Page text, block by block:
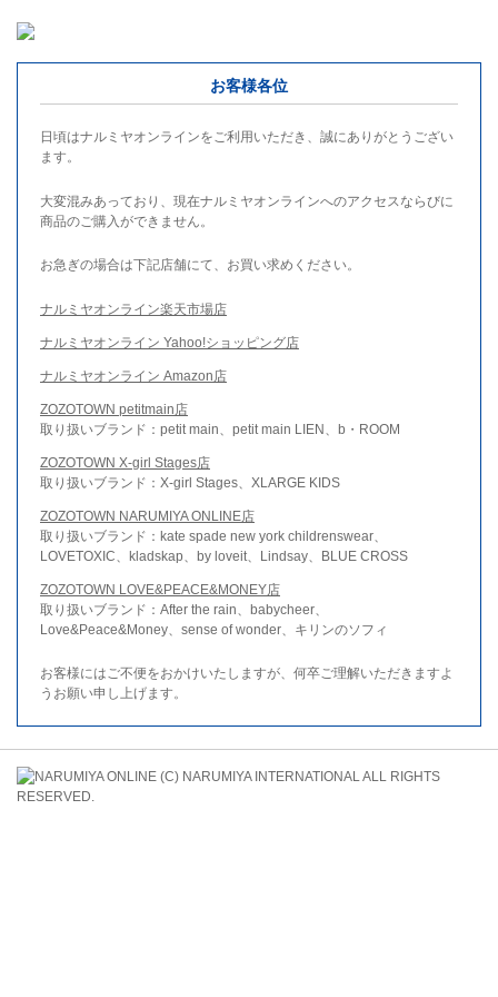
お客様各位
日頃はナルミヤオンラインをご利用いただき、誠にありがとうござい
ます。
大変混みあっており、現在ナルミヤオンラインへのアクセスならびに
商品のご購入ができません。
お急ぎの場合は下記店舗にて、お買い求めください。
ナルミヤオンライン楽天市場店
ナルミヤオンライン Yahoo!ショッピング店
ナルミヤオンライン Amazon店
ZOZOTOWN petitmain店
取り扱いブランド：petit main、petit main LIEN、b・ROOM
ZOZOTOWN X-girl Stages店
取り扱いブランド：X-girl Stages、XLARGE KIDS
ZOZOTOWN NARUMIYA ONLINE店
取り扱いブランド：kate spade new york childrenswear、
LOVETOXIC、kladskap、by loveit、Lindsay、BLUE CROSS
ZOZOTOWN LOVE&PEACE&MONEY店
取り扱いブランド：After the rain、babycheer、
Love&Peace&Money、sense of wonder、キリンのソフィ
お客様にはご不便をおかけいたしますが、何卒ご理解いただきますよ
うお願い申し上げます。